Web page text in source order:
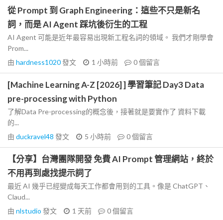
從 Prompt 到 Graph Engineering：這些不只是新名
詞，而是 AI Agent 踩坑後衍生的工程
AI Agent 可能是近年最容易出現新工程名詞的領域。 我們才剛學會
Prom...
由 hardness1020發文 1 小時前 0個留言
[Machine Learning A-Z [2026] ] 學習筆記 Day3 Data
pre-processing with Python
了解Data Pre-processing的概念後，接著就是要實作了 資料下載
的...
由 duckravel48 發文 5 小時前 0個留言
【分享】台灣團隊開發 免費 AI Prompt 管理網站，終於
不用再到處找提示詞了
最近 AI 幾乎已經變成每天工作都會用到的工具。像是 ChatGPT、
Claud...
由 nlstudio 發文 1 天前 0個留言